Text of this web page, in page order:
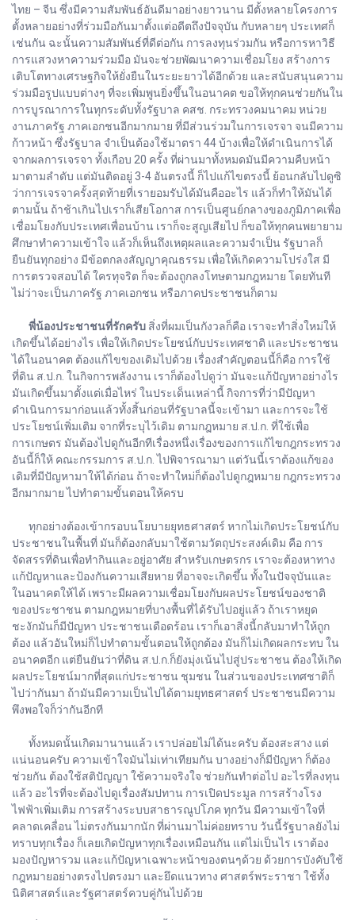
ไทย – จีน ซึ่งมีความสัมพันธ์อันดีมาอย่างยาวนาน มีตั้งหลายโครงการ
ตั้งหลายอย่างที่ร่วมมือกันมาตั้งแต่อดีตถึงปัจจุบัน กับหลายๆ ประเทศก็
เช่นกัน ฉะนั้นความสัมพันธ์ที่ดีต่อกัน การลงทุนร่วมกัน หรือการหาวิธี
การแสวงหาความร่วมมือ มันจะช่วยพัฒนาความเชื่อมโยง สร้างการ
เติบโตทางเศรษฐกิจให้ยั่งยืนในระยะยาวได้อีกด้วย และสนับสนุนความ
ร่วมมือรูปแบบต่างๆ ที่จะเพิ่มพูนยิ่งขึ้นในอนาคต ขอให้ทุกคนช่วยกันใน
การบูรณาการในทุกระดับทั้งรัฐบาล คสช. กระทรวงคมนาคม หน่วย
งานภาครัฐ ภาคเอกชนอีกมากมาย ที่มีส่วนร่วมในการเจรจา จนมีความ
ก้าวหน้า ซึ่งรัฐบาล จำเป็นต้องใช้มาตรา 44 บ้างเพื่อให้ดำเนินการได้
จากผลการเจรจา ทั้งเกือบ 20 ครั้ง ที่ผ่านมาทั้งหมดมันมีความคืบหน้า
มาตามลำดับ แต่มันติดอยู่ 3-4 อันตรงนี้ ก็ไปแก้ไขตรงนี้ ย้อนกลับไปดูซิ
ว่าการเจรจาครั้งสุดท้ายที่เรายอมรับได้มันคืออะไร แล้วก็ทำให้มันได้
ตามนั้น ถ้าช้าเกินไปเราก็เสียโอกาส การเป็นศูนย์กลางของภูมิภาคเพื่อ
เชื่อมโยงกับประเทศเพื่อนบ้าน เราก็จะสูญเสียไป ก็ขอให้ทุกคนพยายาม
ศึกษาทำความเข้าใจ แล้วก็เห็นถึงเหตุผลและความจำเป็น รัฐบาลก็
ยืนยันทุกอย่าง มีข้อตกลงสัญญาคุณธรรม เพื่อให้เกิดความโปร่งใส มี
การตรวจสอบได้ ใครทุจริต ก็จะต้องถูกลงโทษตามกฎหมาย โดยทันที
ไม่ว่าจะเป็นภาครัฐ ภาคเอกชน หรือภาคประชาชนก็ตาม
พี่น้องประชาชนที่รักครับ สิ่งที่ผมเป็นกังวลก็คือ เราจะทำสิ่งใหม่ให้
เกิดขึ้นได้อย่างไร เพื่อให้เกิดประโยชน์กับประเทศชาติ และประชาชน
ได้ในอนาคต ต้องแก้ไขของเดิมไปด้วย เรื่องสำคัญตอนนี้ก็คือ การใช้
ที่ดิน ส.ป.ก. ในกิจการพลังงาน เราก็ต้องไปดูว่า มันจะแก้ปัญหาอย่างไร
มันเกิดขึ้นมาตั้งแต่เมื่อไหร่ ในประเด็นเหล่านี้ กิจการที่ว่ามีปัญหา
ดำเนินการมาก่อนแล้วทั้งสิ้นก่อนที่รัฐบาลนี้จะเข้ามา และการจะใช้
ประโยชน์เพิ่มเติม จากที่ระบุไว้เดิม ตามกฎหมาย ส.ป.ก. ที่ใช้เพื่อ
การเกษตร มันต้องไปดูกันอีกทีเรื่องหนึ่งเรื่องของการแก้ไขกฎกระทรวง
อันนี้ก็ให้ คณะกรรมการ ส.ป.ก. ไปพิจารณามา แต่วันนี้เราต้องแก้ของ
เดิมที่มีปัญหามาให้ได้ก่อน ถ้าจะทำใหม่ก็ต้องไปดูกฎหมาย กฎกระทรวง
อีกมากมาย ไปทำตามขั้นตอนให้ครบ
ทุกอย่างต้องเข้ากรอบนโยบายยุทธศาสตร์ หากไม่เกิดประโยชน์กับ
ประชาชนในพื้นที่ มันก็ต้องกลับมาใช้ตามวัตถุประสงค์เดิม คือ การ
จัดสรรที่ดินเพื่อทำกินและอยู่อาศัย สำหรับเกษตรกร เราจะต้องหาทาง
แก้ปัญหาและป้องกันความเสียหาย ที่อาจจะเกิดขึ้น ทั้งในปัจจุบันและ
ในอนาคตให้ได้ เพราะมีผลความเชื่อมโยงกับผลประโยชน์ของชาติ
ของประชาชน ตามกฎหมายที่บางพื้นที่ได้รับไปอยู่แล้ว ถ้าเราหยุด
ชะงักมันก็มีปัญหา ประชาชนเดือดร้อน เราก็เอาสิ่งนี้กลับมาทำให้ถูก
ต้อง แล้วอันใหม่ก็ไปทำตามขั้นตอนให้ถูกต้อง มันก็ไม่เกิดผลกระทบ ใน
อนาคตอีก แต่ยืนยันว่าที่ดิน ส.ป.ก.ก็ยังมุ่งเน้นไปสู่ประชาชน ต้องให้เกิด
ผลประโยชน์มากที่สุดแก่ประชาชน ชุมชน ในส่วนของประเทศชาติก็
ไปว่ากันมา ถ้ามันมีความเป็นไปได้ตามยุทธศาสตร์ ประชาชนมีความ
พึงพอใจก็ว่ากันอีกที
ทั้งหมดนั้นเกิดมานานแล้ว เราปล่อยไม่ได้นะครับ ต้องสะสาง แต่
แน่นอนครับ ความเข้าใจมันไม่เท่าเทียมกัน บางอย่างก็มีปัญหา ก็ต้อง
ช่วยกัน ต้องใช้สติปัญญา ใช้ความจริงใจ ช่วยกันทำต่อไป อะไรที่ลงทุน
แล้ว อะไรที่จะต้องไปดูเรื่องสัมปทาน การเปิดประมูล การสร้างโรง
ไฟฟ้าเพิ่มเติม การสร้างระบบสาธารณูปโภค ทุกวัน มีความเข้าใจที่
คลาดเคลื่อน ไม่ตรงกันมากนัก ที่ผ่านมาไม่ค่อยทราบ วันนี้รัฐบาลยังไม่
ทราบทุกเรื่อง ก็เลยเกิดปัญหาทุกเรื่องเหมือนกัน แต่ไม่เป็นไร เราต้อง
มองปัญหารวม และแก้ปัญหาเฉพาะหน้าของตนๆด้วย ด้วยการบังคับใช้
กฎหมายอย่างตรงไปตรงมา และยึดแนวทาง ศาสตร์พระราชา ใช้ทั้ง
นิติศาสตร์และรัฐศาสตร์ควบคู่กันไปด้วย